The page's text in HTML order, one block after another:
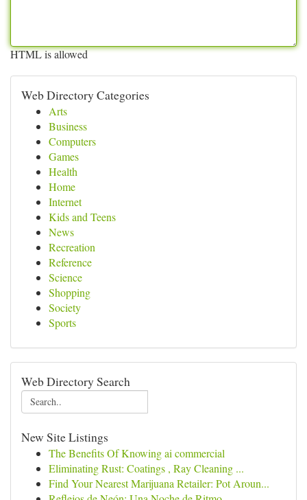
HTML is allowed
Web Directory Categories
Arts
Business
Computers
Games
Health
Home
Internet
Kids and Teens
News
Recreation
Reference
Science
Shopping
Society
Sports
Web Directory Search
New Site Listings
The Benefits Of Knowing ai commercial
Eliminating Rust: Coatings , Ray Cleaning ...
Find Your Nearest Marijuana Retailer: Pot Aroun...